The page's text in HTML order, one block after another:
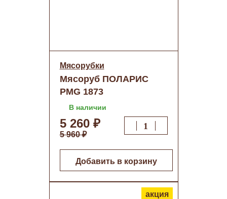
Мясорубки
Мясоруб ПОЛАРИС
PMG 1873
В наличии
5 260 ₽
5 960 ₽
Добавить в корзину
акция